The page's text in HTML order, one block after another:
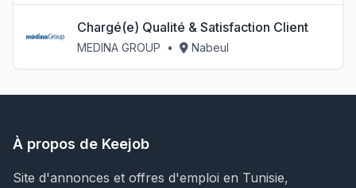
Chargé(e) Qualité & Satisfaction Client
MEDINA GROUP • Nabeul
À propos de Keejob
Site d'annonces et offres d'emploi en Tunisie,